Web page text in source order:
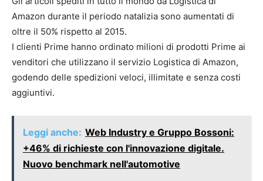
Amazon durante il periodo natalizia sono aumentati di
oltre il 50% rispetto al 2015.
I clienti Prime hanno ordinato milioni di prodotti Prime ai
venditori che utilizzano il servizio Logistica di Amazon,
godendo delle spedizioni veloci, illimitate e senza costi
aggiuntivi.
Leggi anche: Web Industry e Gruppo Bossoni:
+46% di richieste con l'innovazione digitale.
Nuovo benchmark nell'automotive